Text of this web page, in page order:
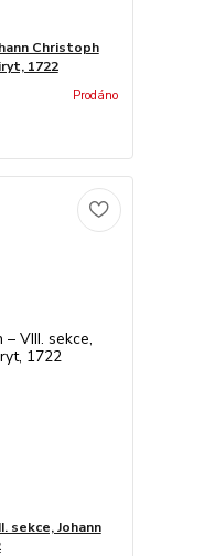
Christoph
1722
Prodáno
sekce, Johann